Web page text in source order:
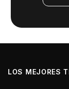
LOS MEJORES